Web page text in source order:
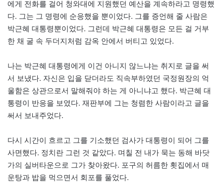
에게 전화를 걸어 청와대에 지원했던 예산을 계속하라고 명령했
다. 그는 그 명령에 순응했을 뿐이었다. 그를 증언해 줄 사람은
박근혜 대통령뿐이었다. 그런데 박근혜 대통령은 모든 걸 거부
한 채 굴 속 두더지처럼 감옥 안에서 버티고 있었다.
나는 박근혜 대통령에게 이건 아니지 않느냐는 취지로 글을 써
서 보냈다. 자신은 입을 닫더라도 직속부하였던 국정원장의 억
울함은 상관으로서 말해줘야 하는 게 아니냐고 했다. 박근혜 대
통령이 반응을 보였다. 재판부에 그는 청렴한 사람이라고 글을
써서 보내주었다.
다시 시간이 흐르고 그를 기소했던 검사가 대통령이 되어 그를
사면했다. 정치란 그런 것 같았다. 며칠 전 내가 묵는 동해 바닷
가의 실버타운으로 그가 찾아왔다. 포구의 허름한 횟집에서 매
운탕과 밥을 먹으면서 회포를 풀었다.